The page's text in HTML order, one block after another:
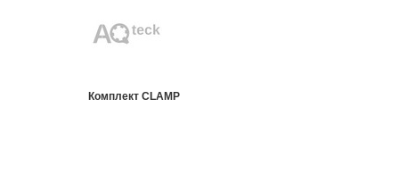
Комплект CLAMP